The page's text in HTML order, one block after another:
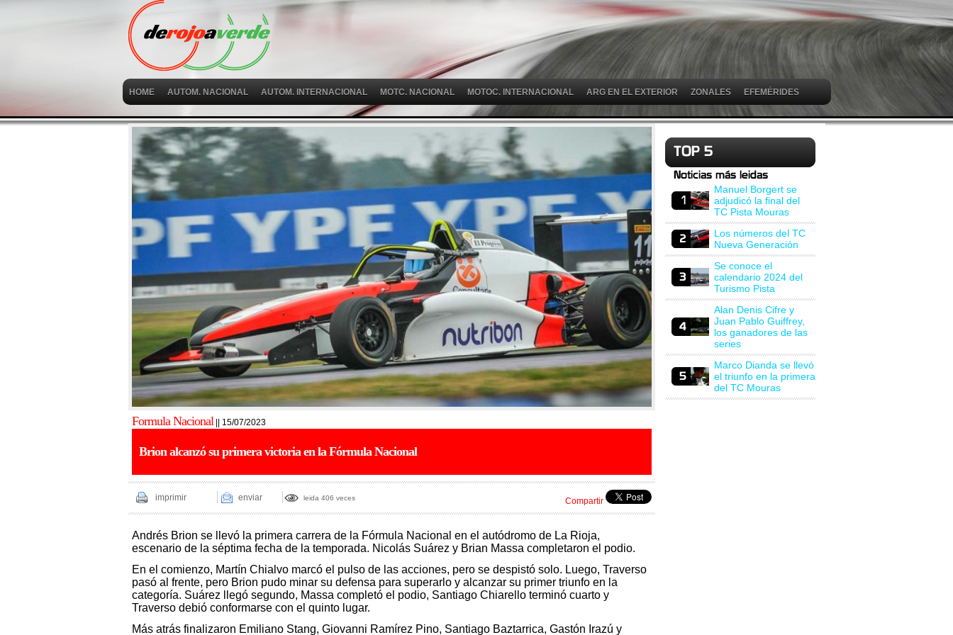
HOME AUTOM. NACIONAL AUTOM. INTERNACIONAL MOTC. NACIONAL MOTOC. INTERNACIONAL ARG EN EL EXTERIOR ZONALES EFEMÉRIDES
Formula Nacional|| 15/07/2023
Brion alcanzó su primera victoria en la Fórmula Nacional
imprimir enviar leida 406 veces Compartir
Andrés Brion se llevó la primera carrera de la Fórmula Nacional en el autódromo de La Rioja,
escenario de la séptima fecha de la temporada. Nicolás Suárez y Brian Massa completaron el podio.
En el comienzo, Martín Chialvo marcó el pulso de las acciones, pero se despistó solo. Luego, Traverso
pasó al frente, pero Brion pudo minar su defensa para superarlo y alcanzar su primer triunfo en la
categoría. Suárez llegó segundo, Massa completó el podio, Santiago Chiarello terminó cuarto y
Traverso debió conformarse con el quinto lugar.
Más atrás finalizaron Emiliano Stang, Giovanni Ramírez Pino, Santiago Baztarrica, Gastón Irazú y
Manuel Borgert se
adjudicó la final del
TC Pista Mouras
Los números del TC
Nueva Generación
Se conoce el
calendario 2024 del
Turismo Pista
Alan Denis Cifre y
Juan Pablo Guiffrey,
los ganadores de las
series
Marco Dianda se llevó
el triunfo en la primera
del TC Mouras